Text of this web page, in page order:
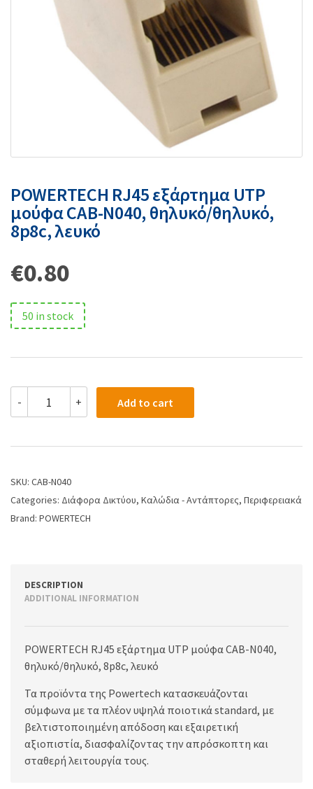
POWERTECH RJ45 εξάρτημα UTP
μούφα CAB-N040, θηλυκό/θηλυκό,
8p8c, λευκό
€0.80
50 in stock
- + Add to cart
SKU: CAB-N040
Categories: Διάφορα Δικτύου, Καλώδια - Αντάπτορες, Περιφερειακά
Brand: POWERTECH
DESCRIPTION
ADDITIONAL INFORMATION
POWERTECH RJ45 εξάρτημα UTP μούφα CAB-N040,
θηλυκό/θηλυκό, 8p8c, λευκό
Τα προϊόντα της Powertech κατασκευάζονται
σύμφωνα με τα πλέον υψηλά ποιοτικά standard, με
βελτιστοποιημένη απόδοση και εξαιρετική
αξιοπιστία, διασφαλίζοντας την απρόσκοπτη και
σταθερή λειτουργία τους.